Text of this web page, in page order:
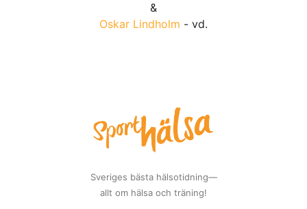
&
Oskar Lindholm - vd.
Sveriges bästa hälsotidning—
allt om hälsa och träning!